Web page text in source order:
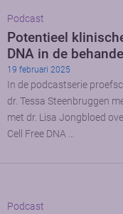
Podcast
Potentieel
DNA in de
19 februari 2025
In de podcastserie
dr. Tessa Steenbruggen
met dr. Lisa Jongbloed
Cell Free DNA …
Podcast